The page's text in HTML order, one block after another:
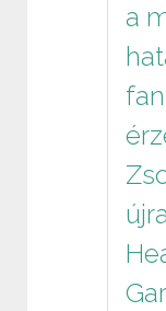
a